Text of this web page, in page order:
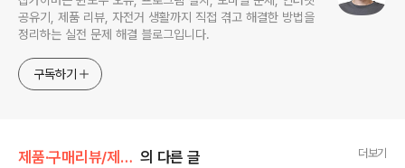
공유기, 제품 리뷰, 자전거 생활까지 직접 겪고 해결한 방법을
정리하는 실전 문제 해결 블로그입니다.
구독하기
제품·구매리뷰/제품리뷰 의 다른 글 더보기